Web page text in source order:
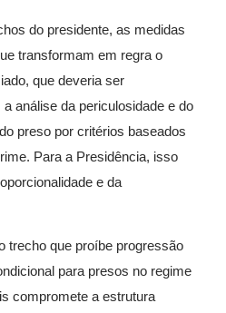
do presidente, as medidas
transformam em regra o
que deveria ser
análise da periculosidade e do
preso por critérios baseados
Para a Presidência, isso
e da
trecho que proíbe progressão
para presos no regime
compromete a estrutura